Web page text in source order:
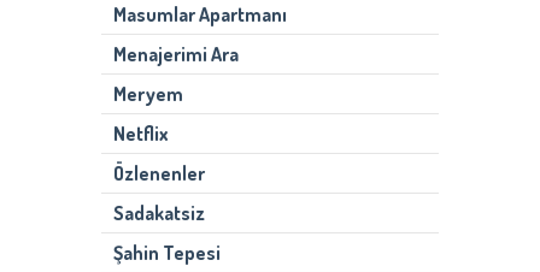
Masumlar Apartmanı
Menajerimi Ara
Meryem
Netflix
Özlenenler
Sadakatsiz
Şahin Tepesi